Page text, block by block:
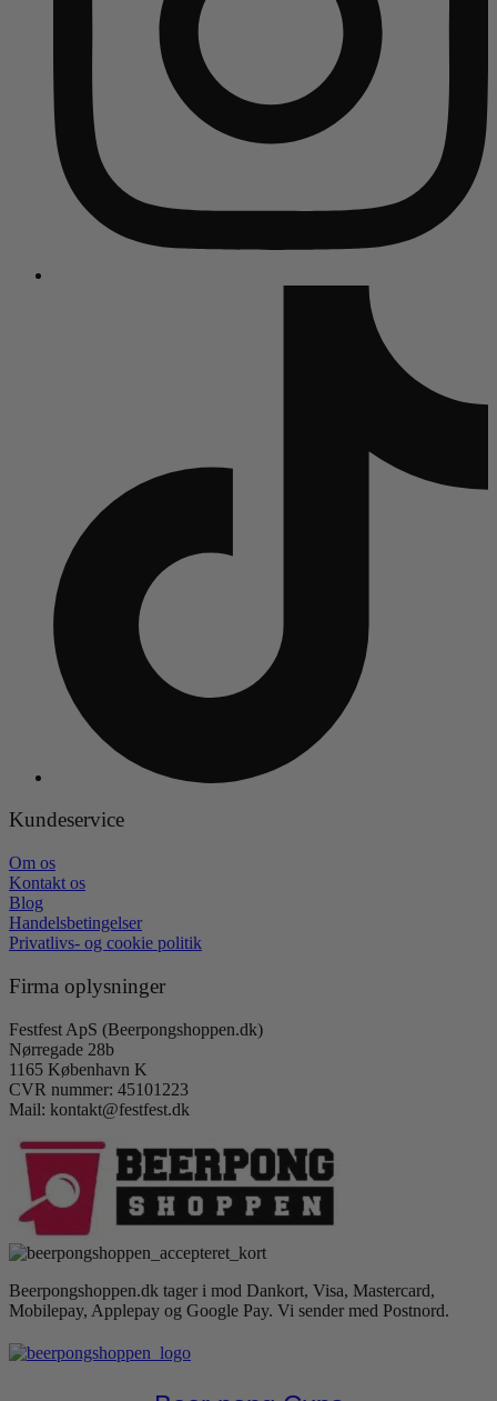
Kundeservice
Om os
Kontakt os
Blog
Handelsbetingelser
Privatlivs- og cookie politik
Firma oplysninger
Festfest ApS (Beerpongshoppen.dk)
Nørregade 28b
1165 København K
CVR nummer: 45101223
Mail: kontakt@festfest.dk
Beerpongshoppen.dk tager i mod Dankort, Visa, Mastercard,
Mobilepay, Applepay og Google Pay. Vi sender med Postnord.